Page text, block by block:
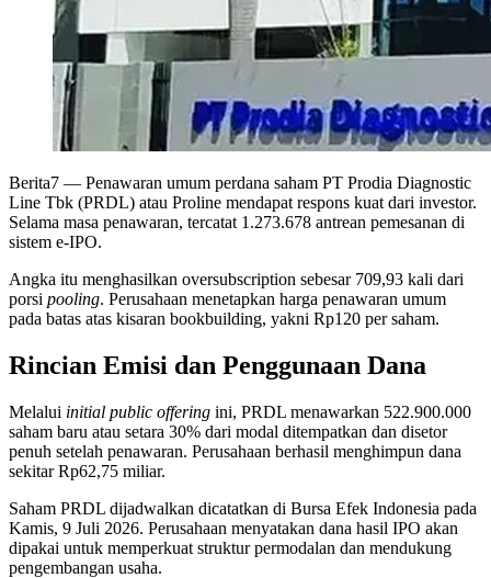
Berita7 — Penawaran umum perdana saham PT Prodia Diagnostic
Line Tbk (PRDL) atau Proline mendapat respons kuat dari investor.
Selama masa penawaran, tercatat 1.273.678 antrean pemesanan di
sistem e-IPO.
Angka itu menghasilkan oversubscription sebesar 709,93 kali dari
porsi pooling. Perusahaan menetapkan harga penawaran umum
pada batas atas kisaran bookbuilding, yakni Rp120 per saham.
Rincian Emisi dan Penggunaan Dana
Melalui initial public offering ini, PRDL menawarkan 522.900.000
saham baru atau setara 30% dari modal ditempatkan dan disetor
penuh setelah penawaran. Perusahaan berhasil menghimpun dana
sekitar Rp62,75 miliar.
Saham PRDL dijadwalkan dicatatkan di Bursa Efek Indonesia pada
Kamis, 9 Juli 2026. Perusahaan menyatakan dana hasil IPO akan
dipakai untuk memperkuat struktur permodalan dan mendukung
pengembangan usaha.